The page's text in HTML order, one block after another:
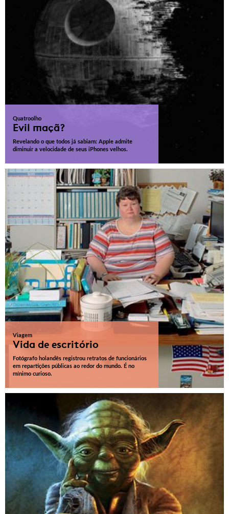
Quatroolho
Evil maçã?
Revelando o que todos já sabiam: Apple admite
diminuir a velocidade de seus iPhones velhos.
Viagem
Vida de escritório
Fotógrafo holandês registrou retratos de funcionários
em repartições públicas ao redor do mundo. É no
mínimo curioso.